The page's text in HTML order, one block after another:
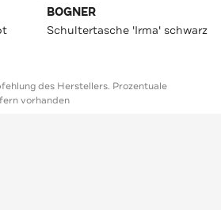
BOGNER
Schultertasche 'Irma' schwarz
des Herstellers. Prozentuale
vorhanden